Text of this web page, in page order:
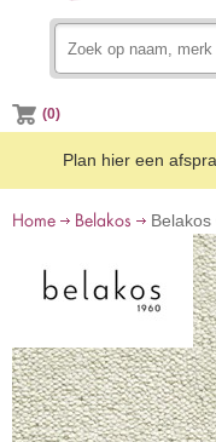
(0)
Plan hier een
Home Belakos